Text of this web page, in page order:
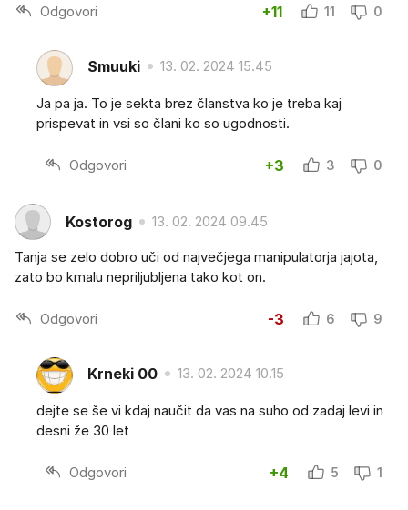
Odgovori +11 11 0
Smuuki 13. 02. 2024 15.45
Ja pa ja. To je sekta brez članstva ko je treba kaj
prispevat in vsi so člani ko so ugodnosti.
Odgovori +3 3 0
Kostorog 13. 02. 2024 09.45
Tanja se zelo dobro uči od največjega manipulatorja jajota,
zato bo kmalu nepriljubljena tako kot on.
Odgovori -3 6 9
Krneki 00 13. 02. 2024 10.15
dejte se še vi kdaj naučit da vas na suho od zadaj levi in
desni že 30 let
Odgovori +4 5 1